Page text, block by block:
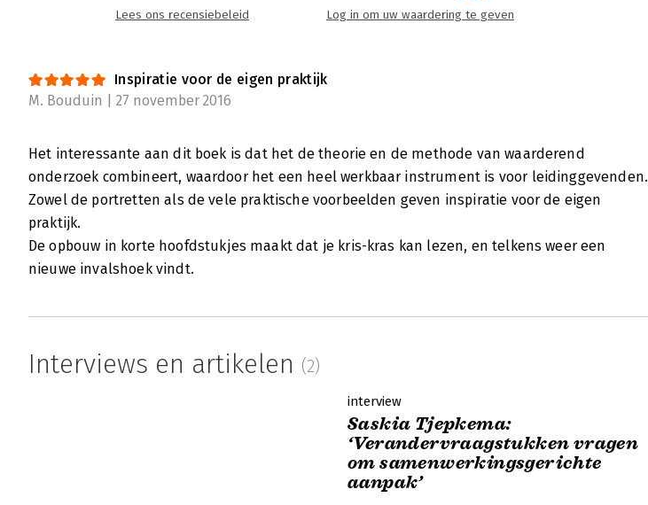
Lees ons recensiebeleid Log in om uw waardering te geven
Inspiratie voor de eigen praktijk
M. Bouduin | 27 november 2016
Het interessante aan dit boek is dat het de theorie en de methode van waarderend
onderzoek combineert, waardoor het een heel werkbaar instrument is voor leidinggevenden.
Zowel de portretten als de vele praktische voorbeelden geven inspiratie voor de eigen
praktijk.
De opbouw in korte hoofdstukjes maakt dat je kris-kras kan lezen, en telkens weer een
nieuwe invalshoek vindt.
Interviews en artikelen (2)
interview
Saskia Tjepkema:
‘Verandervraagstukken vragen
om samenwerkingsgerichte
aanpak’